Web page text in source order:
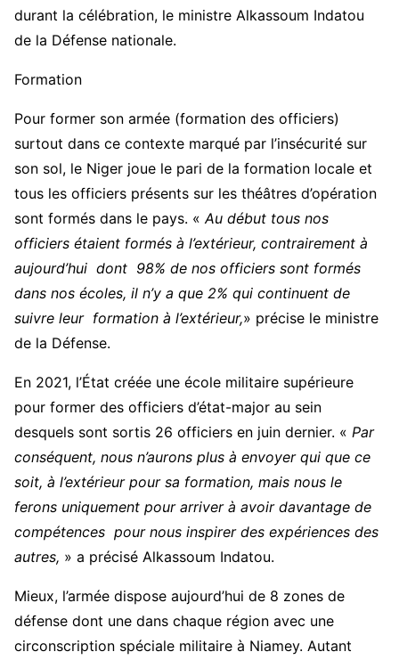
durant la célébration, le ministre Alkassoum Indatou
de la Défense nationale.
Formation
Pour former son armée (formation des officiers)
surtout dans ce contexte marqué par l’insécurité sur
son sol, le Niger joue le pari de la formation locale et
tous les officiers présents sur les théâtres d’opération
sont formés dans le pays. « Au début tous nos
officiers étaient formés à l’extérieur, contrairement à
aujourd’hui dont 98% de nos officiers sont formés
dans nos écoles, il n’y a que 2% qui continuent de
suivre leur formation à l’extérieur,» précise le ministre
de la Défense.
En 2021, l’État créée une école militaire supérieure
pour former des officiers d’état-major au sein
desquels sont sortis 26 officiers en juin dernier. « Par
conséquent, nous n’aurons plus à envoyer qui que ce
soit, à l’extérieur pour sa formation, mais nous le
ferons uniquement pour arriver à avoir davantage de
compétences pour nous inspirer des expériences des
autres, » a précisé Alkassoum Indatou.
Mieux, l’armée dispose aujourd’hui de 8 zones de
défense dont une dans chaque région avec une
circonscription spéciale militaire à Niamey. Autant